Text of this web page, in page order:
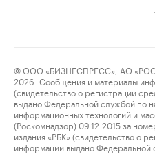
© ООО «БИЗНЕСПРЕСС», АО
2026. Сообщения и материалы
(свидетельство о регистрации
выдано Федеральной службой по
информационных технологий и
(Роскомнадзор) 09.12.2015 за
издания «РБК» (свидетельство о
информации выдано Федеральной